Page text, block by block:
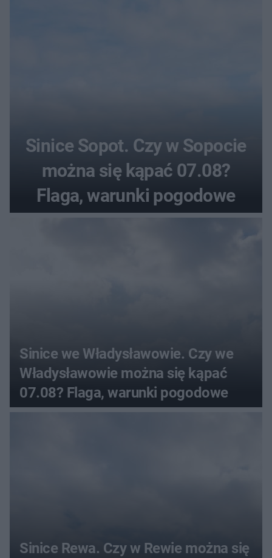
Sinice Sopot. Czy w Sopocie
można się kąpać 07.08?
Flaga, warunki pogodowe
Sinice we Władysławowie. Czy we
Władysławowie można się kąpać
07.08? Flaga, warunki pogodowe
Sinice Rewa. Czy w Rewie można się